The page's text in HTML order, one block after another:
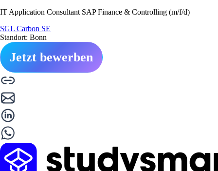
IT Application Consultant SAP Finance & Controlling (m/f/d)
SGL Carbon SE
Standort: Bonn
Jetzt bewerben